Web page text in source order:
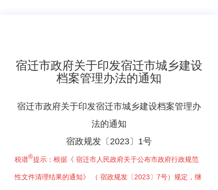
宿迁市政府关于印发宿迁市城乡建设
档案管理办法的通知
宿迁市政府关于印发宿迁市城乡建设档案管理办
法的通知
宿政规发〔2023〕1号
税谱®提示：根据 《 宿迁市人民政府关于公布市政府行政规范
性文件清理结果的通知》 （ 宿政规发〔2023〕7号） 规定，继